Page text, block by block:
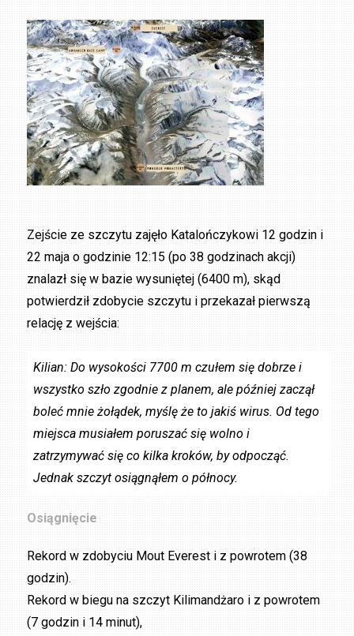
Zejście ze szczytu zajęło Katalończykowi 12 godzin i
22 maja o godzinie 12:15 (po 38 godzinach akcji)
znalazł się w bazie wysuniętej (6400 m), skąd
potwierdził zdobycie szczytu i przekazał pierwszą
relację z wejścia:
Kilian: Do wysokości 7700 m czułem się dobrze i
wszystko szło zgodnie z planem, ale później zaczął
boleć mnie żołądek, myślę że to jakiś wirus. Od tego
miejsca musiałem poruszać się wolno i
zatrzymywać się co kilka kroków, by odpocząć.
Jednak szczyt osiągnąłem o północy.
Osiągnięcie
Rekord w zdobyciu Mout Everest i z powrotem (38
godzin).
Rekord w biegu na szczyt Kilimandżaro i z powrotem
(7 godzin i 14 minut),